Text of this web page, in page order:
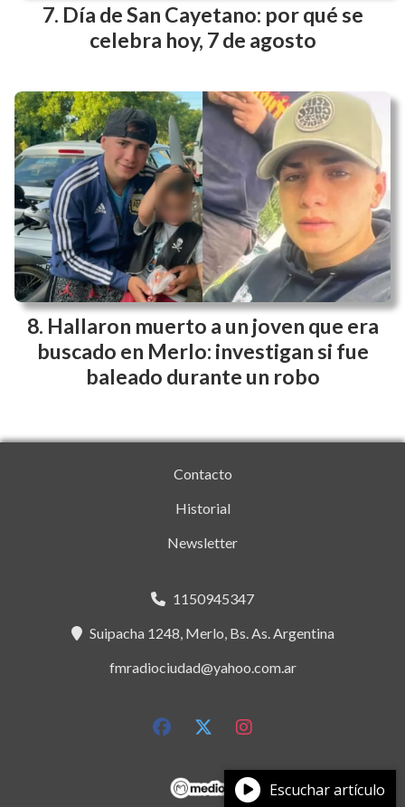
Día de San Cayetano: por qué se
celebra hoy, 7 de agosto
Hallaron muerto a un joven que era
buscado en Merlo: investigan si fue
baleado durante un robo
Contacto
Historial
Newsletter
1150945347
Suipacha 1248, Merlo, Bs. As. Argentina
fmradiociudad@yahoo.com.ar
Escuchar artículo